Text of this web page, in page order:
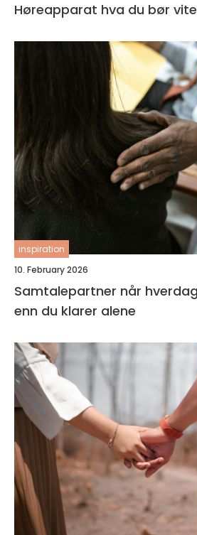
Høreapparat hva du
inspiration
10. February 2026
Samtalepartner når hverdagen krever mer
enn du klarer alene